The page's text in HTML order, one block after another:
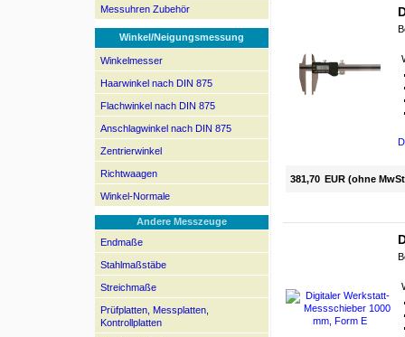
Messuhren Zubehör
Winkel/Neigungsmessung
Winkelmesser
Haarwinkel nach DIN 875
Flachwinkel nach DIN 875
Anschlagwinkel nach DIN 875
Zentrierwinkel
Richtwaagen
Winkel-Normale
Andere Messzeuge
Endmaße
Stahlmaßstäbe
Streichmaße
Prüfplatten, Messplatten,
Kontrollplatten
381,70 EUR (ohne